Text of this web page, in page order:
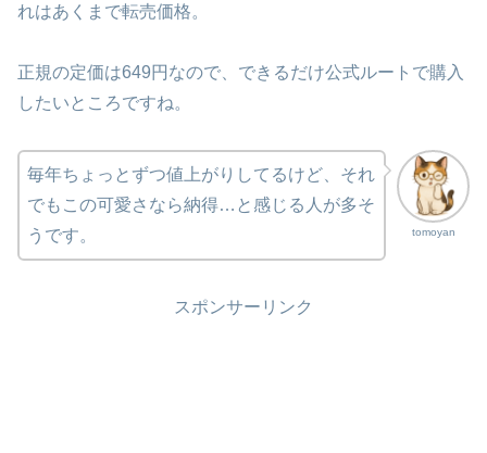
れはあくまで転売価格。
正規の定価は649円なので、できるだけ公式ルートで購入
したいところですね。
tomoyan
毎年ちょっとずつ値上がりしてるけど、それ
でもこの可愛さなら納得…と感じる人が多そ
うです。
スポンサーリンク